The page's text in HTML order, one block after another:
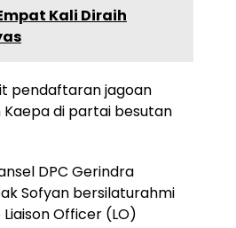
Kali Diraih
pendaftaran jagoan
Kaepa di partai besutan
DPC Gerindra
Sofyan bersilaturahmi
Officer (LO)